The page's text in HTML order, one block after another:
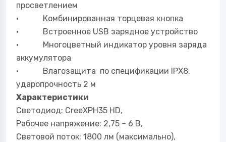
просветлением
· Комбинированная торцевая кнопка
· Встроенное USB зарядное устройство
· Многоцветный индикатор уровня заряда
аккумулятора
· Влагозащита по спецификации IPX8,
ударопрочность 2 м
Характеристики
Светодиод: CreeXPH35 HD,
Рабочее напряжение: 2,75 – 6 В,
Световой поток: 1800 лм (максимально),